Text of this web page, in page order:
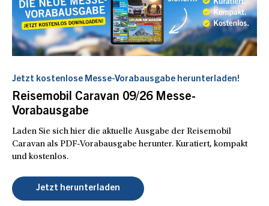
Jetzt kostenlose Messe-Vorabausgabe herunterladen!
Reisemobil Caravan 09/26 Messe-
Vorabausgabe
Laden Sie sich hier die aktuelle Ausgabe der Reisemobil
Caravan als PDF-Vorabausgabe herunter. Kuratiert, kompakt
und kostenlos.
Jetzt herunterladen